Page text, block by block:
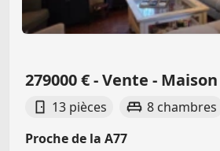
279000 € - Vente -
13 pièces 8 chambres
Proche de la A77